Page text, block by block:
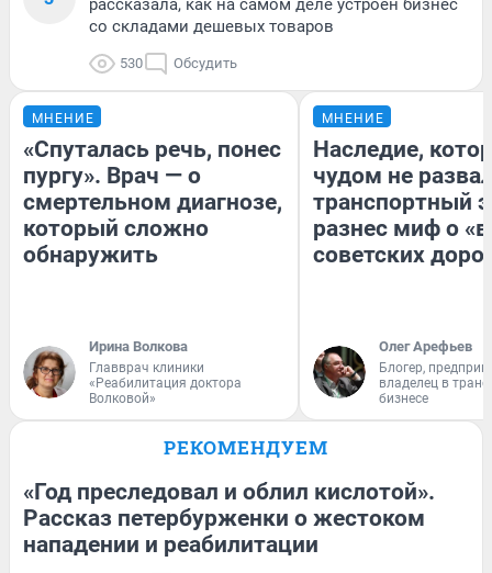
рассказала, как на самом деле устроен бизнес
со складами дешевых товаров
530 Обсудить
МНЕНИЕ
«Спуталась речь, понес
пургу». Врач — о
смертельном диагнозе,
который сложно
обнаружить
Ирина Волкова
Главврач клиники
«Реабилитация доктора
Волковой»
МНЕНИЕ
Наследие,
чудом не
транспортный
разнес миф о
советских
Олег Арефьев
Блогер,
владелец в
бизнесе
РЕКОМЕНДУЕМ
«Год преследовал и облил кислотой».
Рассказ петербурженки о жестоком
нападении и реабилитации